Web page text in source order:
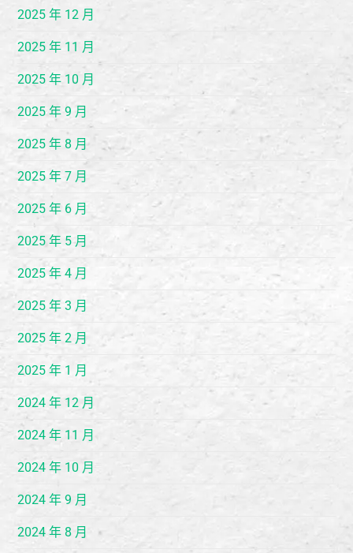
2025 年 12 月
2025 年 11 月
2025 年 10 月
2025 年 9 月
2025 年 8 月
2025 年 7 月
2025 年 6 月
2025 年 5 月
2025 年 4 月
2025 年 3 月
2025 年 2 月
2025 年 1 月
2024 年 12 月
2024 年 11 月
2024 年 10 月
2024 年 9 月
2024 年 8 月